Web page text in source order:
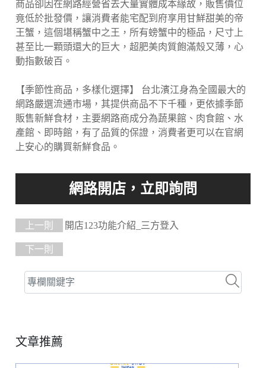
文章推薦
商品卻因在網路經營省去大量實體成本緣故，販售價位
竟低於批發價，讓消費者能宅配到府享用甘鮮甜美的帝
王蟹，這個堪稱蟹中之王，所有螃蟹中的極品，尺寸上
甚至比一顆頭還大的巨大，超肥美肉質飽滿殼又薄，心
動指數破百。
【季節性商品，多樣化選擇】 台北濱江身為全國最大的
網路嚴選流通市場，其提供商品不下千種，更依據季節
販售新鮮食材，主要網路商成分為蔬果館、肉食館、水
產館、即時館，有了品質的保證，消費者更可以在官網
上安心的購買新鮮食品。
上一則 開店123功能介紹_三方登入
下一則